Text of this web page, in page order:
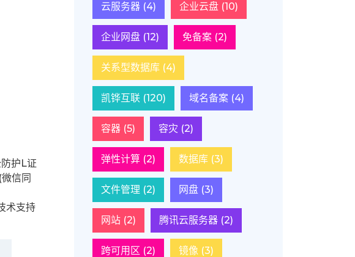
护L证
(微信同
术支持
云服务器(4) 企业云盘(10)
企业网盘(12) 免备案(2)
关系型数据库(4)
凯铧互联(120) 域名备案(4)
容器(5) 容灾 (2)
弹性计算(2) 数据库(3)
文件管理 (2) 网盘(3)
网站(2) 腾讯云服务器(2)
跨可用区 (2) 镜像 (3)